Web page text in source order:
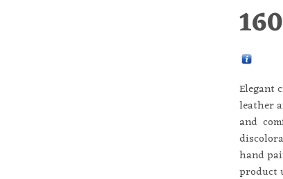
Elegant
leather
and
hand
product